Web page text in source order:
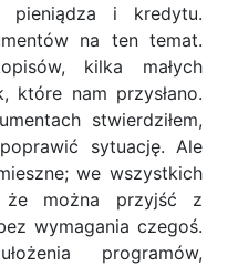
pieniądza i kredytu.
na ten temat.
kilka małych
które nam przysłano.
stwierdziłem,
sytuację. Ale
we wszystkich
że można przyjść z
wymagania czegoś.
programów,